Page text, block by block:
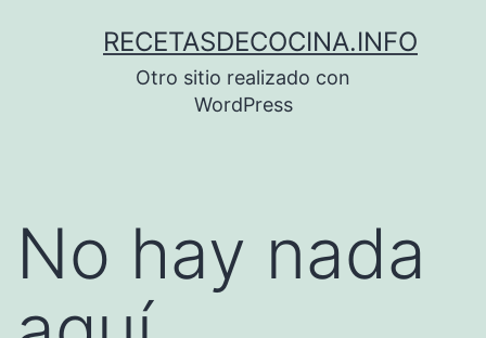
RECETASDECOCINA.INFO
Otro sitio realizado con
WordPress
No hay nada